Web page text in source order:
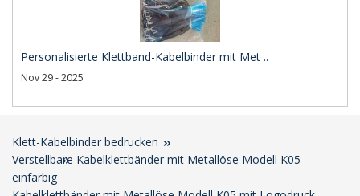
Personalisierte Klettband-Kabelbinder mit Met ..
Nov 29 - 2025
Klett-Kabelbinder bedrucken
Verstellbare Kabelklettbänder mit Metallöse Modell K05
einfarbig